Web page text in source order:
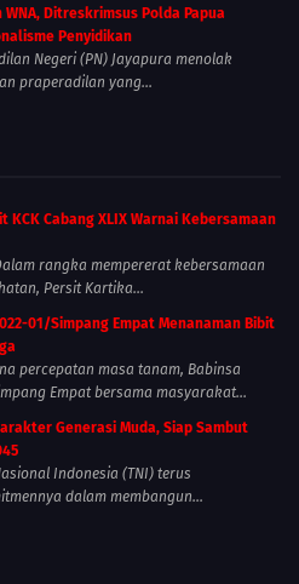
Ditreskrimsus Polda Papua
Penyidikan
Negeri (PN) Jayapura menolak
praperadilan yang...
KCK Cabang XLIX Warnai Kebersamaan
rangka mempererat kebersamaan
Persit Kartika...
01/Simpang Empat Menanaman Bibit
percepatan masa tanam, Babinsa
Empat bersama masyarakat...
Generasi Muda, Siap Sambut
Indonesia (TNI) terus
dalam membangun...